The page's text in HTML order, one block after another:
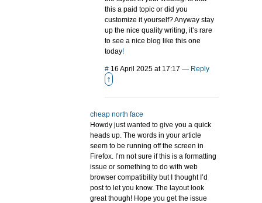
this a paid topic or did you
customize it yourself? Anyway stay
up the nice quality writing, it’s rare
to see a nice blog like this one
today!
# 16 April 2025 at 17:17 — Reply
↑
cheap north face
Howdy just wanted to give you a quick
heads up. The words in your article
seem to be running off the screen in
Firefox. I’m not sure if this is a formatting
issue or something to do with web
browser compatibility but I thought I’d
post to let you know. The layout look
great though! Hope you get the issue